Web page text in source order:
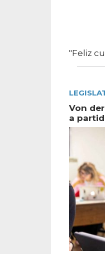
"Feliz
Von
a